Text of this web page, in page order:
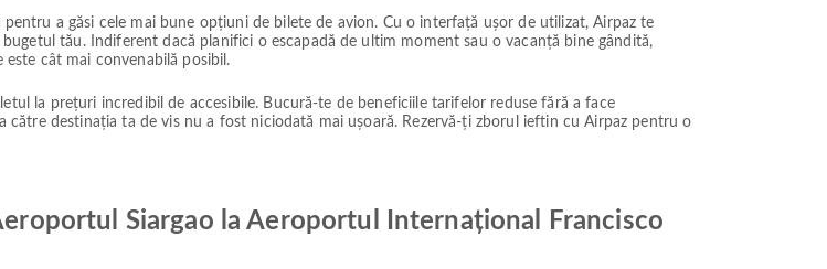
a găsi cele mai bune opțiuni de bilete de avion. Cu o interfață ușor de utilizat, Airpaz te
tău. Indiferent dacă planifici o escapadă de ultim moment sau o vacanță bine gândită,
cât mai convenabilă posibil.
la prețuri incredibil de accesibile. Bucură-te de beneficiile tarifelor reduse fără a face
destinația ta de vis nu a fost niciodată mai ușoară. Rezervă-ți zborul ieftin cu Airpaz pentru o
Siargao la Aeroportul Internațional Francisco